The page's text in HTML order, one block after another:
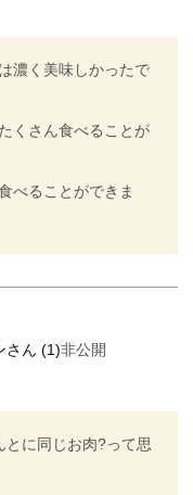
濃く美味しかったで
くさん食べることが
べることができま
1 非公開
に同じお肉?って思